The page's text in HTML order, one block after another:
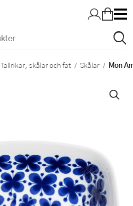
Tallrikar, skålar och fat Skålar Mon